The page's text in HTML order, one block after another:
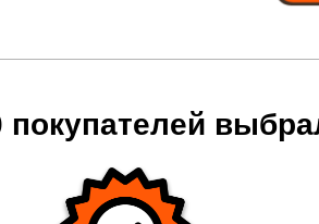
покупателей